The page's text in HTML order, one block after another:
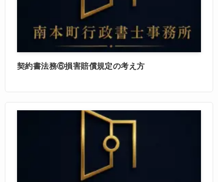
契約書法務⑥損害賠償規定の考え方